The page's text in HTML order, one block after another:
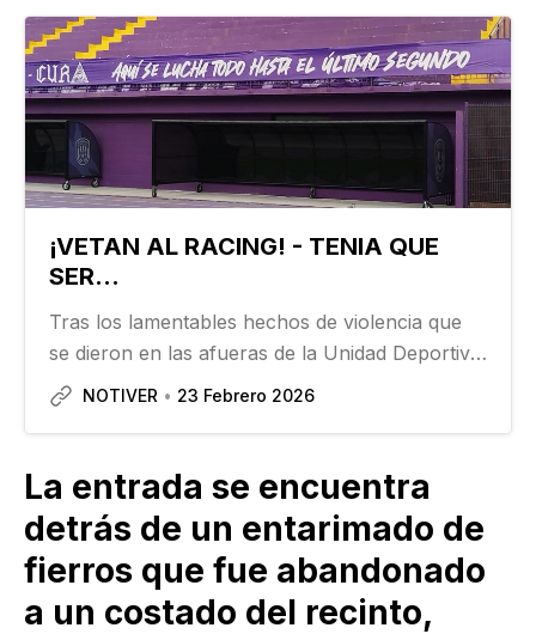
¡VETAN AL RACING! - TENIA QUE
SER…
Tras los lamentables hechos de violencia que
se dieron en las afueras de la Unidad Deportiva
Hugo Sánchez Márquez, la presidenta
municipal de Boca del Río Maryjose Gamboa
instalaciones…
NOTIVER 23 Febrero 2026
La entrada se encuentra
detrás de un entarimado de
fierros que fue abandonado
a un costado del recinto,